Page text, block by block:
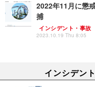
2022年11月に懲
捕
インシデント・事故
2023.10.19 Thu 8:05
インシデン